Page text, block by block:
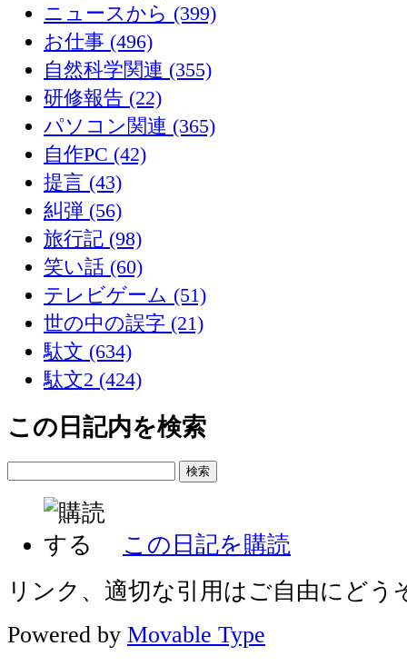
ニュースから (399)
お仕事 (496)
自然科学関連 (355)
研修報告 (22)
パソコン関連 (365)
自作PC (42)
提言 (43)
糾弾 (56)
旅行記 (98)
笑い話 (60)
テレビゲーム (51)
世の中の誤字 (21)
駄文 (634)
駄文2 (424)
この日記内を検索
この日記を購読
リンク、適切な引用はご自由にどう
Powered by Movable Type